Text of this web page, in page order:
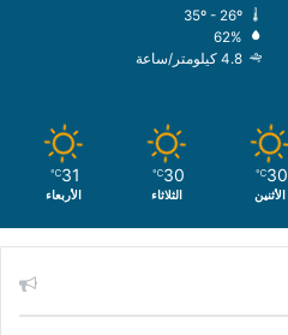
62%
4.8 كيلومتر/ساعة
30
℃
الأثنين
30
℃
الثلاثاء
31
℃
الأربعاء